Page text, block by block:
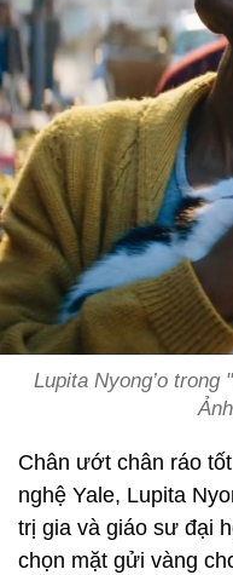
Lupita Nyong’o trong
Chân ướt chân ráo
nghệ Yale, Lupita
trị gia và giáo sư đại
chọn mặt gửi vàng